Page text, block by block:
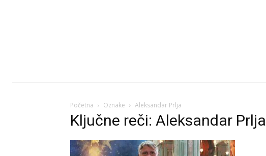
Početna Oznake Aleksandar Prlja
Ključne reči: Aleksandar Prlja